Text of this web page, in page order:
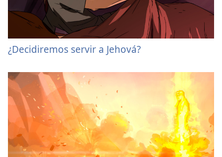
¿Decidiremos servir a Jehová?